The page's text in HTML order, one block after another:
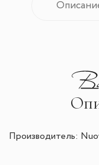
Производитель: